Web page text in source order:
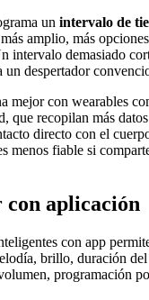
un intervalo de
amplio, más
intervalo demasiado
un despertador
mejor con wearables
que recopilan más
directo con el
menos fiable si
con aplicación
con app
brillo, duración del
programación